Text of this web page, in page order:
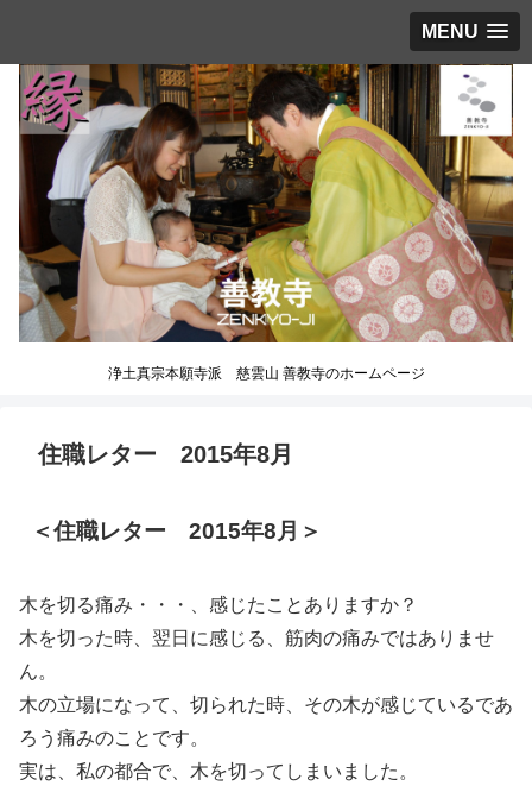
MENU
浄土真宗本願寺派 慈雲山 善教寺のホームページ
住職レター 2015年8月
＜住職レター 2015年8月＞
木を切る痛み・・・、感じたことありますか？
木を切った時、翌日に感じる、筋肉の痛みではありませ
ん。
木の立場になって、切られた時、その木が感じているであ
ろう痛みのことです。
実は、私の都合で、木を切ってしまいました。